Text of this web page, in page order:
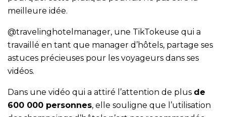
meilleure idée.
@travelinghotelmanager, une TikTokeuse qui a
travaillé en tant que manager d’hôtels, partage ses
astuces précieuses pour les voyageurs dans ses
vidéos.
Dans une vidéo qui a attiré l’attention de plus de
600 000 personnes, elle souligne que l’utilisation